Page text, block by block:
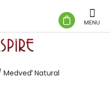
KOŠÍK
Medveď Natural